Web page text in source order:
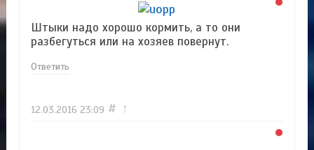
Штыки надо хорошо кормить, а то они
разбегуться или на хозяев повернут.
Ответить
12.03.2016 23:09 # ↑